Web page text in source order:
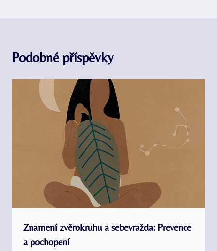
Podobné příspěvky
Znamení zvěrokruhu a sebevražda: Prevence
a pochopení